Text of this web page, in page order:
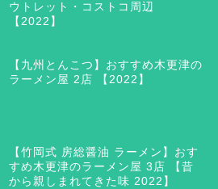
ウトレット・コストコ周辺
【2022】
【九州とんこつ】おすすめ木更津の
ラーメン屋 2店 【2022】
【竹岡式 房総醤油 ラーメン】おす
すめ木更津のラーメン屋 3店 【昔
から親しまれてきた味 2022】